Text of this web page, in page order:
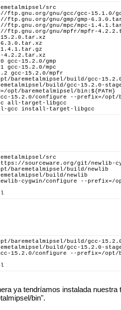
src
ftp.gnu.org/gnu/gcc/gcc-15.1.0/
ftp.gnu.org/gnu/gmp/gmp-
ftp.gnu.org/gnu/mpc/mpc-
ftp.gnu.org/gnu/mpfr/mpfr-
4.2.2.tar.xz
gcc-15.2.0/gmp
gcc-15.2.0/mpc
gcc-15.2.0/mpfr
baremetalmipsel/build/gcc-
build/gcc-15.2.0-
opt/baremetalmipsel/bin:${PATH}
15.2.0/configure --prefix=/opt/
all-target-libgcc
gcc install-target-libgcc
src
sourceware.org/git/newlib-
baremetalmipsel/build/newlib
build/newlib
cygwin/configure --prefix=/
baremetalmipsel/build/gcc-
build/gcc-15.2.0-
15.2.0/configure --prefix=/opt/
ya tendríamos instalada nuestra
bin".